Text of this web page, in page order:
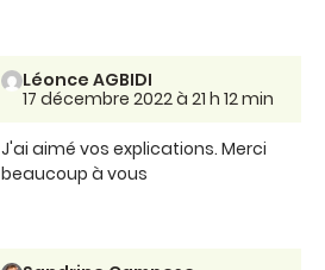
Léonce AGBIDI
17 décembre 2022 à 21 h 12 min
J'ai aimé vos explications. Merci
beaucoup à vous